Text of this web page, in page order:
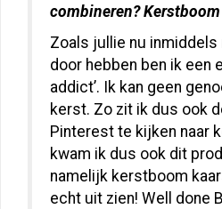
combineren?
Zoals jullie nu inmiddels
door hebben ben ik een
addict’. Ik kan geen
kerst. Zo zit ik dus ook
Pinterest te kijken naar
kwam ik dus ook dit
namelijk kerstboom
echt uit zien! Well done